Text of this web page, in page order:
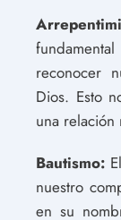
reconocer
Dios. Esto
una relación
Bautismo:
nuestro
en su